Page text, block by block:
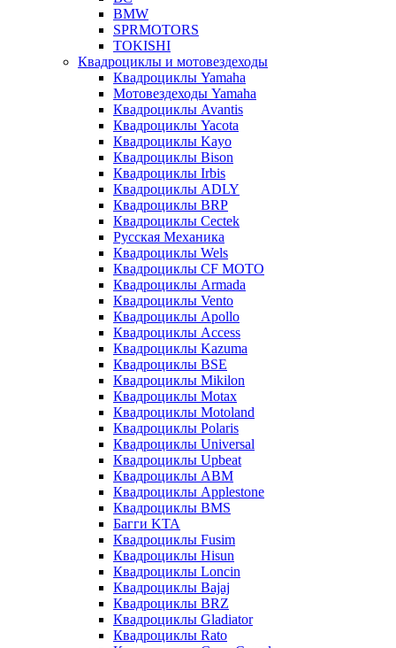
BMW
SPRMOTORS
TOKISHI
Квадроциклы и мотовездеходы
Квадроциклы Yamaha
Мотовездеходы Yamaha
Квадроциклы Avantis
Квадроциклы Yacota
Квадроциклы Kayo
Квадроциклы Bison
Квадроциклы Irbis
Квадроциклы ADLY
Квадроциклы BRP
Квадроциклы Cectek
Русская Механика
Квадроциклы Wels
Квадроциклы CF MOTO
Квадроциклы Armada
Квадроциклы Vento
Квадроциклы Apollo
Квадроциклы Access
Квадроциклы Kazuma
Квадроциклы BSE
Квадроциклы Mikilon
Квадроциклы Motax
Квадроциклы Motoland
Квадроциклы Polaris
Квадроциклы Universal
Квадроциклы Upbeat
Квадроциклы ABM
Квадроциклы Applestone
Квадроциклы BMS
Багги KTA
Квадроциклы Fusim
Квадроциклы Hisun
Квадроциклы Loncin
Квадроциклы Bajaj
Квадроциклы BRZ
Квадроциклы Gladiator
Квадроциклы Rato